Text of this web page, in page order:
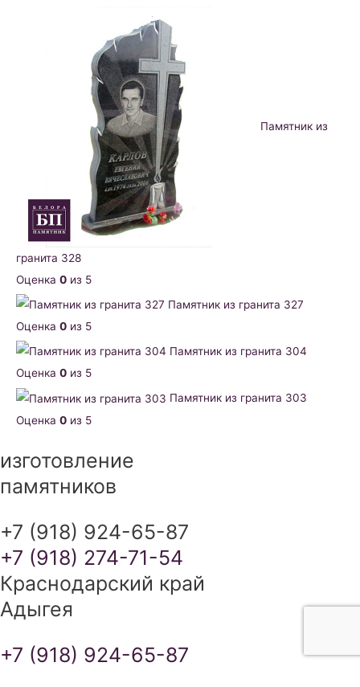
Памятник из
гранита 328
Оценка 0 из 5
Памятник из гранита 327
Оценка 0 из 5
Памятник из гранита 304
Оценка 0 из 5
Памятник из гранита 303
Оценка 0 из 5
изготовление
памятников
+7 (918) 924-65-87
+7 (918) 274-71-54
Краснодарский край
Адыгея
+7 (918) 924-65-87